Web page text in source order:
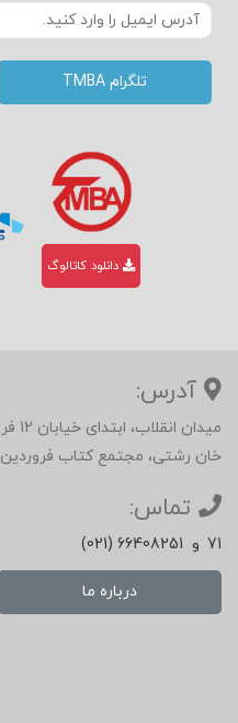
تلگرام TMBA
دانلود کاتالوگ
آدرس:
خان رشتی، مجتمع کتاب
تماس:
(021) 66408251 و 71
درباره ما